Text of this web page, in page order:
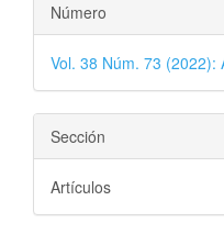
Número
Vol. 38 Núm. 73 (2022):
Sección
Artículos